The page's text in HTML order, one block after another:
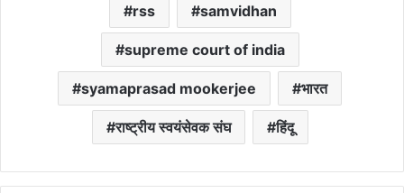
rss samvidhan
supreme court of india
syamaprasad mookerjee भारत
राष्ट्रीय स्वयंसेवक संघ हिंदू